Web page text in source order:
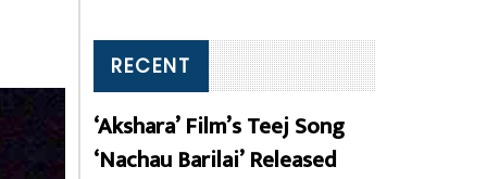
RECENT
‘Akshara’ Film’s Teej Song
‘Nachau Barilai’ Released